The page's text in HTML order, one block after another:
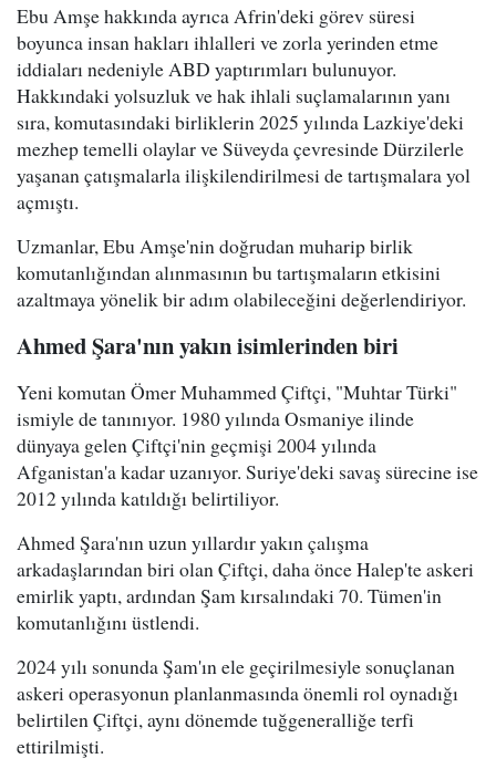
Ebu Amşe hakkında ayrıca Afrin'deki görev süresi
boyunca insan hakları ihlalleri ve zorla yerinden etme
iddiaları nedeniyle ABD yaptırımları bulunuyor.
Hakkındaki yolsuzluk ve hak ihlali suçlamalarının yanı
sıra, komutasındaki birliklerin 2025 yılında Lazkiye'deki
mezhep temelli olaylar ve Süveyda çevresinde Dürzilerle
yaşanan çatışmalarla ilişkilendirilmesi de tartışmalara yol
açmıştı.
Uzmanlar, Ebu Amşe'nin doğrudan muharip birlik
komutanlığından alınmasının bu tartışmaların etkisini
azaltmaya yönelik bir adım olabileceğini değerlendiriyor.
Ahmed Şara'nın yakın isimlerinden biri
Yeni komutan Ömer Muhammed Çiftçi, "Muhtar Türki"
ismiyle de tanınıyor. 1980 yılında Osmaniye ilinde
dünyaya gelen Çiftçi'nin geçmişi 2004 yılında
Afganistan'a kadar uzanıyor. Suriye'deki savaş sürecine ise
2012 yılında katıldığı belirtiliyor.
Ahmed Şara'nın uzun yıllardır yakın çalışma
arkadaşlarından biri olan Çiftçi, daha önce Halep'te askeri
emirlik yaptı, ardından Şam kırsalındaki 70. Tümen'in
komutanlığını üstlendi.
2024 yılı sonunda Şam'ın ele geçirilmesiyle sonuçlanan
askeri operasyonun planlanmasında önemli rol oynadığı
belirtilen Çiftçi, aynı dönemde tuğgeneralliğe terfi
ettirilmişti.